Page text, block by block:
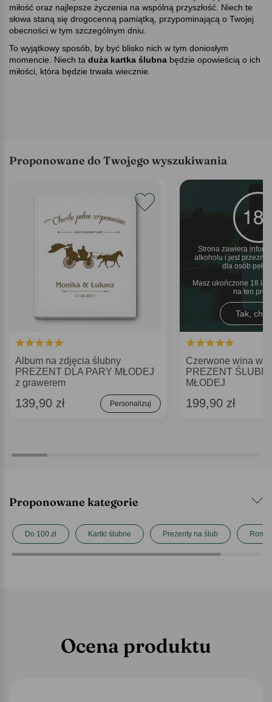
miłość oraz najlepsze życzenia na wspólną przyszłość. Niech te
słowa staną się drogocenną pamiątką, przypominającą o Twojej
obecności w tym szczególnym dniu.
To wyjątkowy sposób, by być blisko nich w tym doniosłym
momencie. Niech ta duża kartka ślubna będzie opowieścią o ich
miłości, która będzie trwała wiecznie.
Proponowane do Twojego wyszukiwania
Album na zdjęcia ślubny
PREZENT DLA PARY MŁODEJ
z grawerem
139,90 zł Personalizuj
Strona zawiera
alkoholu i jest
dla osób
Masz ukończone 18 lat
na ten
Tak,
Czerwone wina w
PREZENT
MŁODEJ
199,90 zł
Proponowane kategorie
Do 100 zł Kartki ślubne Prezenty na ślub
Ocena produktu